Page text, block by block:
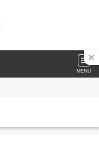
MENU